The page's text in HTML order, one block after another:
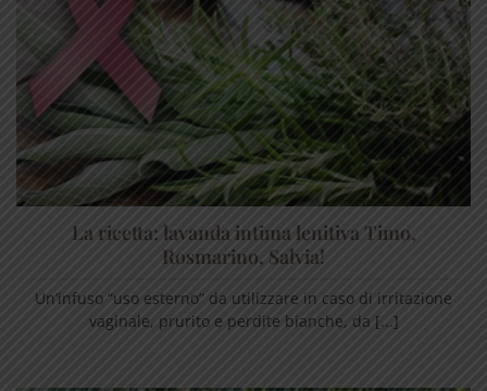
La ricetta: lavanda intima lenitiva Timo,
Rosmarino, Salvia!
Un’infuso “uso esterno” da utilizzare in caso di irritazione
vaginale, prurito e perdite bianche, da [...]